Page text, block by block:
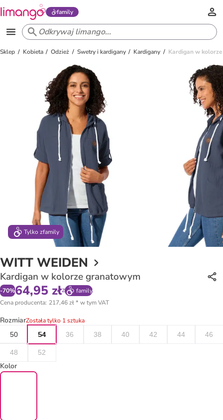
family
Sklep Kobieta Odzież Swetry i kardigany Kardigany Kardigan w
Tylko zfamily
WITT WEIDEN
Kardigan w kolorze granatowym
-70%64,95 złz
family
Cena producenta: 217,46 zł* w tym VAT
RozmiarZostała tylko 1 sztuka
50
54 36 38 40 42 44 46
48 52
Kolor